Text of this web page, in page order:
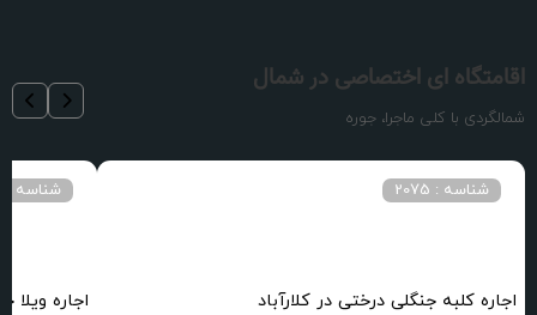
اقامتگاه ای اختصاصی در شمال
شمالگردی با کلی ماجرا، جوره
اجاره کلبه جنگلی درختی در کلارآباد
شناسه : 2075
اجاره ویلا
شناسه : 4037